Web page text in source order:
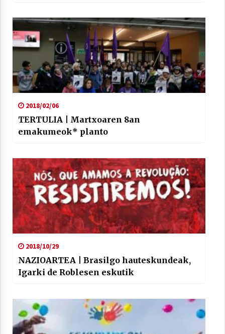
2018/02/06
TERTULIA | Martxoaren 8an
emakumeok* planto
2018/10/29
NAZIOARTEA | Brasilgo hauteskundeak,
Igarki de Roblesen eskutik